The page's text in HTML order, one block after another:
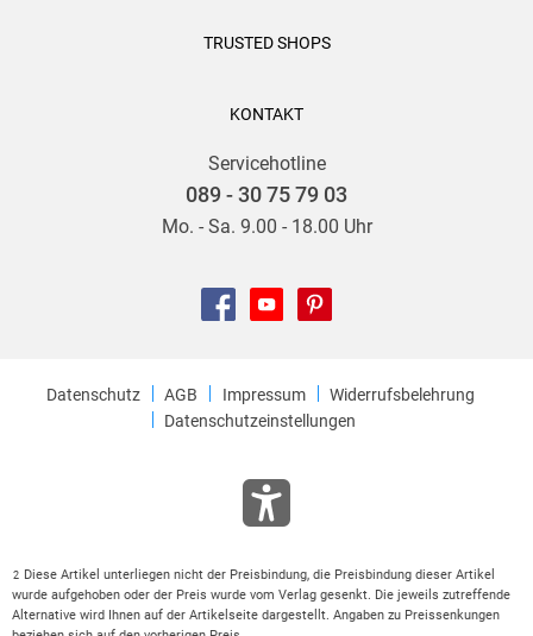
TRUSTED SHOPS
KONTAKT
Servicehotline
089 - 30 75 79 03
Mo. - Sa. 9.00 - 18.00 Uhr
Datenschutz AGB Impressum
Widerrufsbelehrung
Datenschutzeinstellungen
2
Diese Artikel unterliegen nicht der Preisbindung, die Preisbindung dieser Artikel
wurde aufgehoben oder der Preis wurde vom Verlag gesenkt. Die jeweils zutreffende
Alternative wird Ihnen auf der Artikelseite dargestellt. Angaben zu Preissenkungen